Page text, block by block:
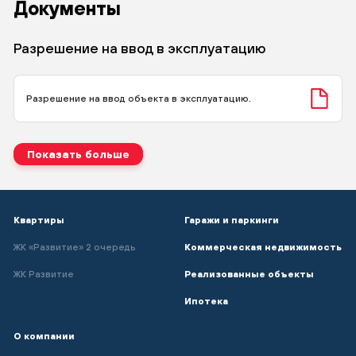
Документы
Разрешение на ввод в эксплуатацию
Разрешение на ввод объекта в эксплуатацию.
Показать больше
Квартиры
ЖК «Развитие» 2 очередь
ЖК Развитие
Гаражи и паркинги
Коммерческая недвижимость
Реализованные объекты
Ипотека
О компании
Нажимая кнопку «Отправить» вы даёте свое согласие на
Нажимая кнопку «Отправить» вы даёте свое согласие на
обработку персональных данных
Отправить